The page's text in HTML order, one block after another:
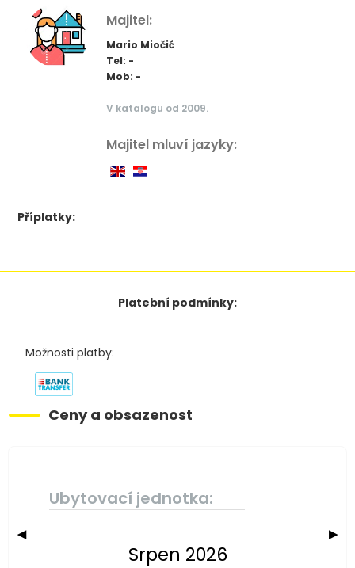
Majitel:
Mario Miočić
Tel: -
Mob: -
V katalogu od 2009.
Majitel mluví jazyky:
Příplatky:
Platební podmínky:
Možnosti platby:
Ceny a obsazenost
Ubytovací jednotka:
◀ ▶
Srpen 2026